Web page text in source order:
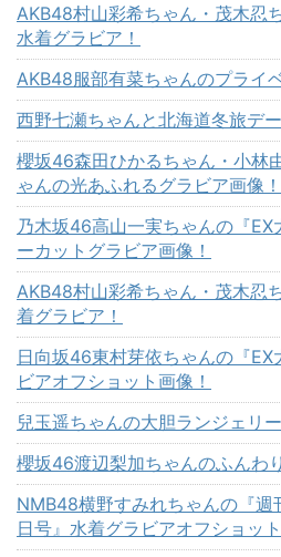
AKB48村山彩希ちゃん・茂木忍
水着グラビア！
AKB48服部有菜ちゃんのプライ
西野七瀬ちゃんと北海道冬旅デ
櫻坂46森田ひかるちゃん・小林
ゃんの光あふれるグラビア画像！
乃木坂46高山一実ちゃんの『
ーカットグラビア画像！
AKB48村山彩希ちゃん・茂木忍
着グラビア！
日向坂46東村芽依ちゃんの『
ビアオフショット画像！
兒玉遥ちゃんの大胆ランジェリ
櫻坂46渡辺梨加ちゃんのふんわ
NMB48横野すみれちゃんの『
日号』水着グラビアオフショッ